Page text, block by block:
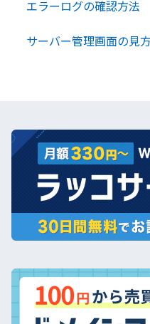
エラーログの確認方法
サーバー管理画面の見